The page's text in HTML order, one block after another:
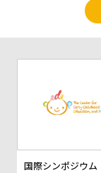
国際シンポジウム